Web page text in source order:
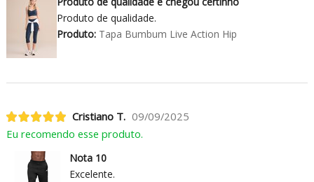
Produto de qualidade.
Produto:Tapa Bumbum Live Action Hip
Cristiano T. 09/09/2025
Eu recomendo esse produto.
Nota 10
Excelente.